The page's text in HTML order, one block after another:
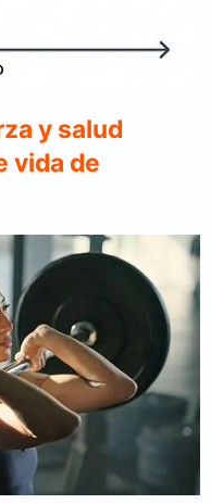
y salud
vida de